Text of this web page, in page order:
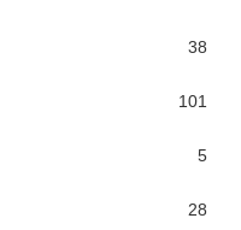
38
101
5
28